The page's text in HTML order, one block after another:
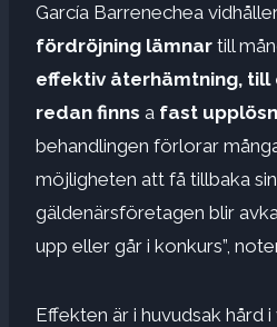
García Barrenechea
fördröjning lämnar till
effektiv återhämtning, till
redan finns a fast
behandlingen förlorar
möjligheten att få tillbaka
gäldenärsföretagen blir
upp eller går i konkurs”,
Effekten är i huvudsak hård